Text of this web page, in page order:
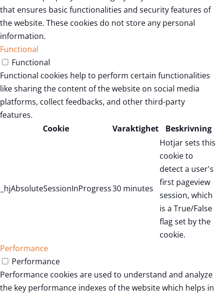
that ensures basic functionalities and security features of
the website. These cookies do not store any personal
information.
Functional
Functional
Functional cookies help to perform certain functionalities
like sharing the content of the website on social media
platforms, collect feedbacks, and other third-party
features.
Cookie
Varaktighet Beskrivning
_hjAbsoluteSessionInProgress30 minutes
Hotjar sets this
cookie to
detect a user's
first pageview
session, which
is a True/False
flag set by the
cookie.
Performance
Performance
Performance cookies are used to understand and analyze
the key performance indexes of the website which helps in